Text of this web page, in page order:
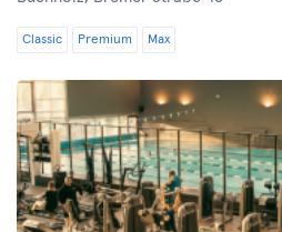
Classic Premium Max